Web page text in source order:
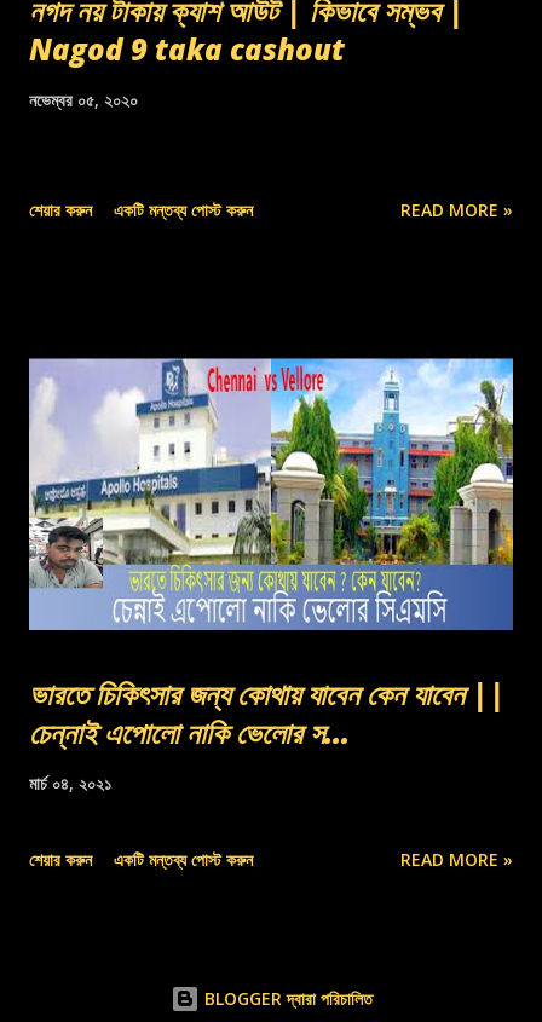
নগদ নয় টাকায় ক্যাশ আউট | কিভাবে সম্ভব |
Nagod 9 taka cashout
নভেম্বর ০৫, ২০২০
শেয়ার করুন একটি মন্তব্য পোস্ট করুন READ MORE »
ভারতে চিকিৎসার জন্য কোথায় যাবেন কেন যাবেন ||
চেন্নাই এপোলো নাকি ভেলোর স...
মার্চ ০৪, ২০২১
শেয়ার করুন একটি মন্তব্য পোস্ট করুন READ MORE »
BLOGGER দ্বারা পরিচালিত